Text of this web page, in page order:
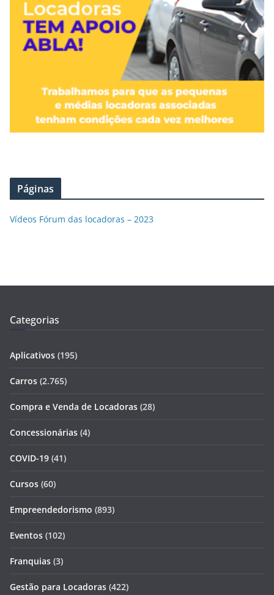
Páginas
Vídeos Fórum das locadoras – 2023
Categorias
Aplicativos (195)
Carros (2.765)
Compra e Venda de Locadoras (28)
Concessionárias (4)
COVID-19 (41)
Cursos (60)
Empreendedorismo (893)
Eventos (102)
Franquias (3)
Gestão para Locadoras (422)